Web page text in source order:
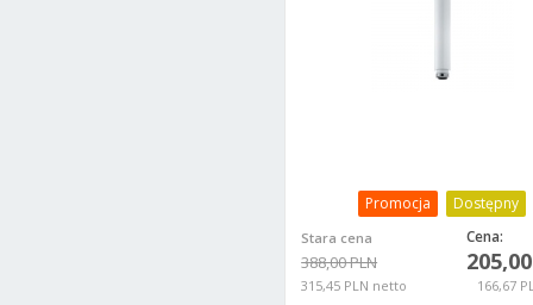
Promocja Dostępny
Stara cena
388,00 PLN
315,45 PLN netto
Cena:
166,67